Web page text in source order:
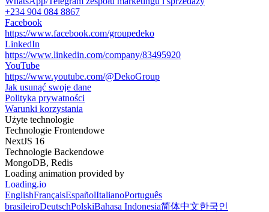
+234 904 084 8867
Facebook
https://www.facebook.com/groupedeko
LinkedIn
https://www.linkedin.com/company/83495920
YouTube
https://www.youtube.com/@DekoGroup
Jak usunąć swoje dane
Polityka prywatności
Warunki korzystania
Użyte technologie
Technologie Frontendowe
NextJS 16
Technologie Backendowe
MongoDB, Redis
Loading animation provided by
Loading.io
EnglishFrançaisEspañolItalianoPortuguês
brasileiroDeutschPolskiBahasa Indonesia简体中文한국인